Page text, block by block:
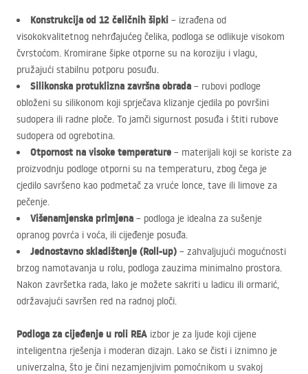
Konstrukcija od 12 čeličnih šipki – izrađena od
visokokvalitetnog nehrđajućeg čelika, podloga se odlikuje visokom
čvrstoćom. Kromirane šipke otporne su na koroziju i vlagu,
pružajući stabilnu potporu posuđu.
Silikonska protuklizna završna obrada – rubovi podloge
obloženi su silikonom koji sprječava klizanje cjedila po površini
sudopera ili radne ploče. To jamči sigurnost posuđa i štiti rubove
sudopera od ogrebotina.
Otpornost na visoke temperature – materijali koji se koriste za
proizvodnju podloge otporni su na temperaturu, zbog čega je
cjedilo savršeno kao podmetač za vruće lonce, tave ili limove za
pečenje.
Višenamjenska primjena – podloga je idealna za sušenje
opranog povrća i voća, ili cijeđenje posuđa.
Jednostavno skladištenje (Roll-up) – zahvaljujući mogućnosti
brzog namotavanja u rolu, podloga zauzima minimalno prostora.
Nakon završetka rada, lako je možete sakriti u ladicu ili ormarić,
održavajući savršen red na radnoj ploči.
Podloga za cijeđenje u roli REA izbor je za ljude koji cijene
inteligentna rješenja i moderan dizajn. Lako se čisti i iznimno je
univerzalna, što je čini nezamjenjivim pomoćnikom u svakoj